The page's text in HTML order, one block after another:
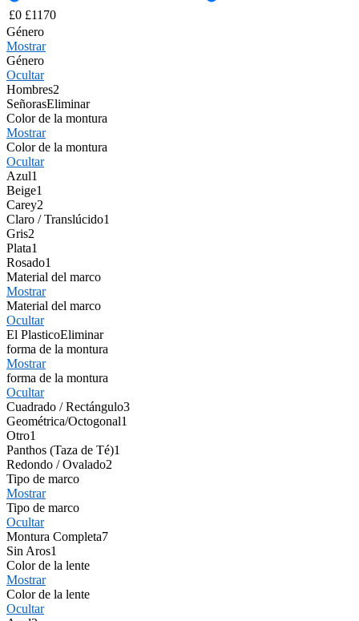
£0 £1170
Género
Mostrar
Género
Ocultar
Hombres2
SeñorasEliminar
Color de la montura
Mostrar
Color de la montura
Ocultar
Azul1
Beige1
Carey2
Claro / Translúcido1
Gris2
Plata1
Rosado1
Material del marco
Mostrar
Material del marco
Ocultar
El PlasticoEliminar
forma de la montura
Mostrar
forma de la montura
Ocultar
Cuadrado / Rectángulo3
Geométrica/Octogonal1
Otro1
Panthos (Taza de Té)1
Redondo / Ovalado2
Tipo de marco
Mostrar
Tipo de marco
Ocultar
Montura Completa7
Sin Aros1
Color de la lente
Mostrar
Color de la lente
Ocultar